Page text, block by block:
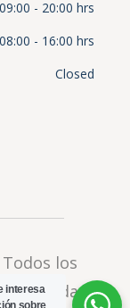
09:00 - 20:00 hrs
08:00 - 16:00 hrs
Closed
Todos los
privacidad
interesa
sobre